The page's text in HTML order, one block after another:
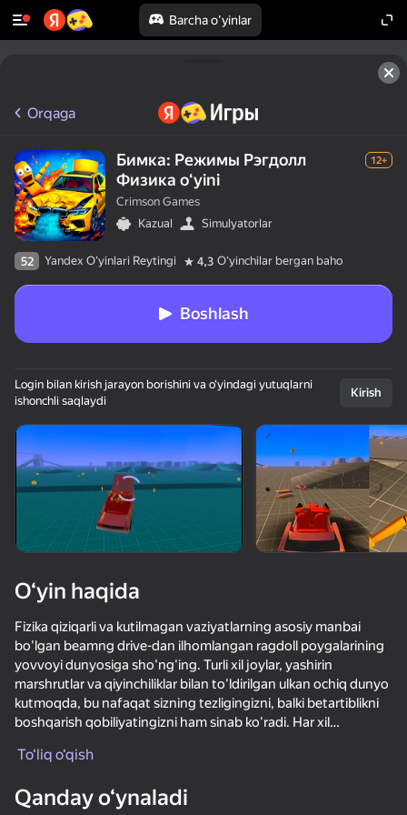
Barcha o'yinlar
Qurilmani aylantiring
O‘yinlar faqat gorizontal
oriyentatsiyasida ishlaydi
Ломай Нубика Полностью!
Orqaga
Бимка: Режимы Рэгдолл
Физика oʻyini
12+
Crimson Games
Kazual
Simulyatorlar
52 Yandex O'yinlari Reytingi 4,3 Oʻyinchilar bergan baho
Boshlash
Login bilan kirish jarayon borishini va o‘yindagi yutuqlarni
ishonchli saqlaydi
Kirish
O‘yin haqida
Fizika qiziqarli va kutilmagan vaziyatlarning asosiy manbai
bo'lgan beamng drive-dan ilhomlangan ragdoll poygalarining
yovvoyi dunyosiga sho'ng'ing. Turli xil joylar, yashirin
marshrutlar va qiyinchiliklar bilan to'ldirilgan ulkan ochiq dunyo
kutmoqda, bu nafaqat sizning tezligingizni, balki betartiblikni
boshqarish qobiliyatingizni ham sinab ko'radi. Har xil
ekstremal treklardan tortib murakkab stunt zonalarigacha—bu
shouga aylanadi.
To‘liq o‘qish
Qanday o‘ynaladi